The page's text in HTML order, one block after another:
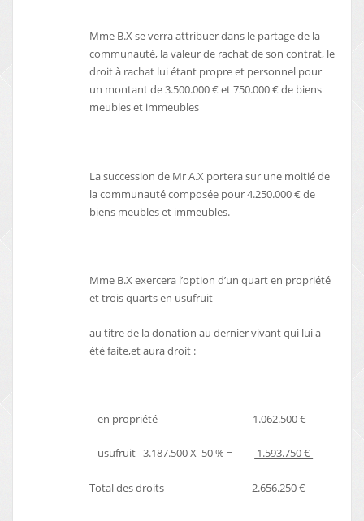
Mme B.X se verra attribuer dans le partage de la
communauté, la valeur de rachat de son contrat, le
droit à rachat lui étant propre et personnel pour
un montant de 3.500.000 € et 750.000 € de biens
meubles et immeubles
La succession de Mr A.X portera sur une moitié de
la communauté composée pour 4.250.000 € de
biens meubles et immeubles.
Mme B.X exercera l’option d’un quart en propriété
et trois quarts en usufruit
au titre de la donation au dernier vivant qui lui a
été faite,et aura droit :
– en propriété 1.062.500 €
– usufruit 3.187.500 X 50 % = 1.593.750 €
Total des droits 2.656.250 €